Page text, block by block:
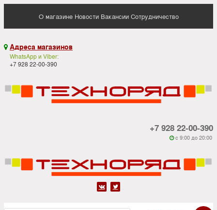
О магазине Новости Вакансии Сотрудничество
 Адреса магазинов
WhatsApp и Viber:
+7 928 22-00-390
+7 928 22-00-390
 c 9:00 до 20:00
 